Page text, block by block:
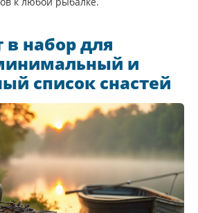
в набор для
и
список снастей